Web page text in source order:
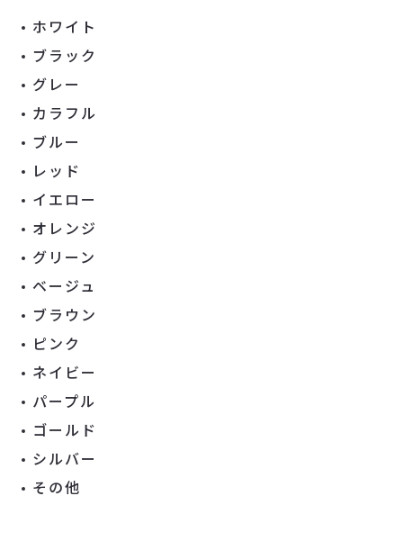
ホワイト
ブラック
グレー
カラフル
ブルー
レッド
イエロー
オレンジ
グリーン
ベージュ
ブラウン
ピンク
ネイビー
パープル
ゴールド
シルバー
その他